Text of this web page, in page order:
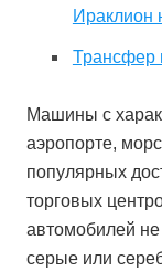
Ираклион
Трансфер
Машины с
аэропорте,
популярных
торговых
автомобилей
серые или